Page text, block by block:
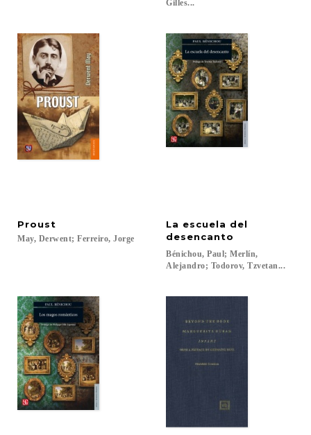
Gilles...
Proust
May, Derwent; Ferreiro, Jorge
La escuela del
desencanto
Bénichou, Paul; Merlín,
Alejandro; Todorov, Tzvetan...